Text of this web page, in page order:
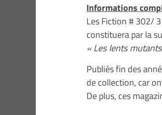
Informations
Les Fiction # 302/
constituera par la
« Les lents mutants
Publiés fin des
de collection, car
De plus, ces